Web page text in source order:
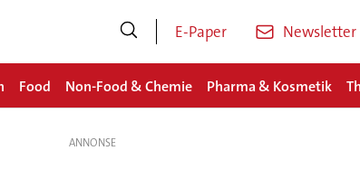
E-Paper Newsletter
Food Non-Food & Chemie Pharma & Kosmetik